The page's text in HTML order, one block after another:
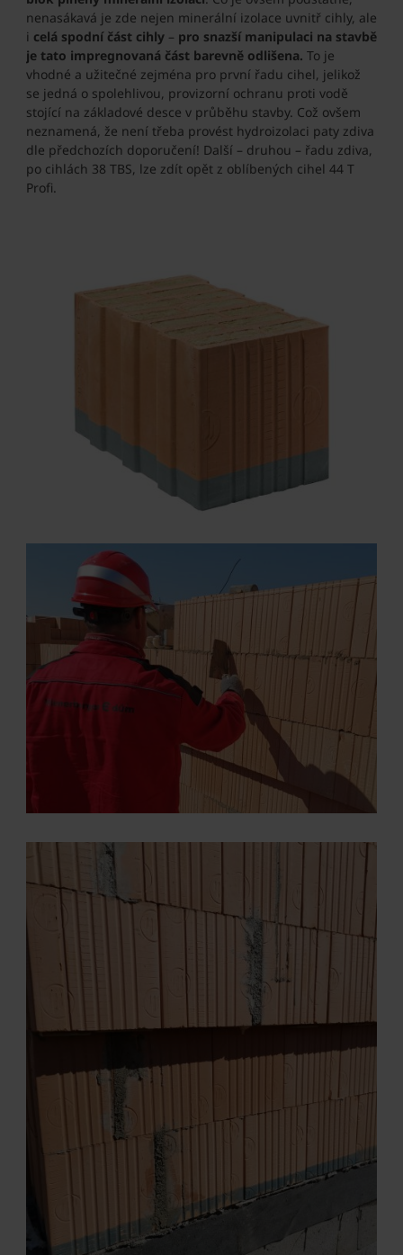
nenasákavá je zde nejen minerální izolace uvnitř cihly, ale
i celá spodní část cihly – pro snazší manipulaci na stavbě
je tato impregnovaná část barevně odlišena. To je
vhodné a užitečné zejména pro první řadu cihel, jelikož
se jedná o spolehlivou, provizorní ochranu proti vodě
stojící na základové desce v průběhu stavby. Což ovšem
neznamená, že není třeba provést hydroizolaci paty zdiva
dle předchozích doporučení! Další – druhou – řadu zdiva,
po cihlách 38 TBS, lze zdít opět z oblíbených cihel 44 T
Profi.